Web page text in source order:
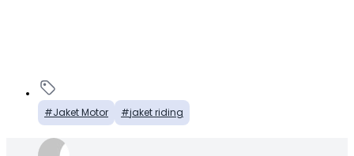
Jaket Motor jaket riding